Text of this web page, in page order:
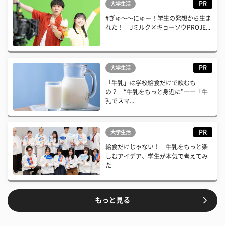
大学生活 PR
#ぎゅ〜〜にゅー！学生の発想から生ま
れた！ Jミルク×キョーソウPROJE...
大学生活 PR
「牛乳」は学校給食だけで飲むも
の？ “牛乳をもっと身近に”――「牛
乳でスマ...
大学生活 PR
給食だけじゃない！ 牛乳をもっと楽
しむアイデア、学生が本気で考えてみ
た
もっと見る